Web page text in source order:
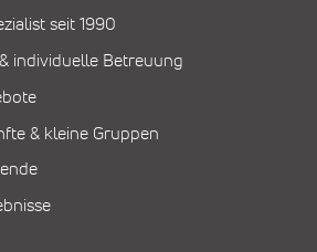
seit 1990
individuelle Betreuung
& kleine Gruppen